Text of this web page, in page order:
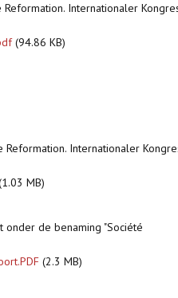
Internationaler
(94.86 KB)
Reformation. Internationaler
MB)
onder de benaming "Société
(2.3 MB)